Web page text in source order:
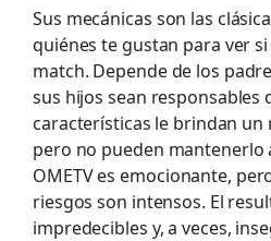
Sus mecánicas son las
quiénes te gustan para ver
match. Depende de los
sus hijos sean responsables
características le brindan un
pero no pueden mantenerlo
OMETV es emocionante,
riesgos son intensos. El
impredecibles y, a veces,